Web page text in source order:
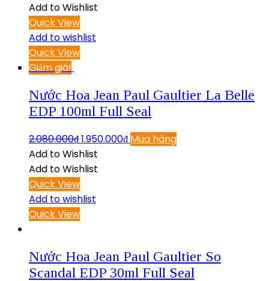
Add to Wishlist
Quick View
Add to wishlist
Quick View
Giảm giá!
Nước Hoa Jean Paul Gaultier La Belle
EDP 100ml Full Seal
2.080.000₫1.950.000₫ Mua hàng
Add to Wishlist
Add to Wishlist
Quick View
Add to wishlist
Quick View
Nước Hoa Jean Paul Gaultier So
Scandal EDP 30ml Full Seal